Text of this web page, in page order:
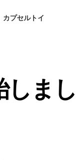
カプセルトイ
しまし